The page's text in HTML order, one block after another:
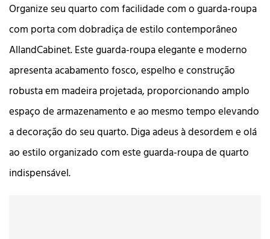
Organize seu quarto com facilidade com o guarda-roupa
com porta com dobradiça de estilo contemporâneo
AllandCabinet. Este guarda-roupa elegante e moderno
apresenta acabamento fosco, espelho e construção
robusta em madeira projetada, proporcionando amplo
espaço de armazenamento e ao mesmo tempo elevando
a decoração do seu quarto. Diga adeus à desordem e olá
ao estilo organizado com este guarda-roupa de quarto
indispensável.